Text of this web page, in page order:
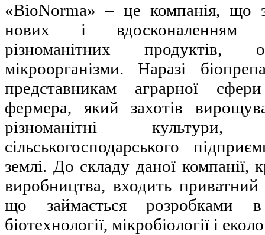
«BioNorma» – це компанія, що
нових і вдосконаленням
різноманітних
мікроорганізми. Наразі
представникам аграрної
фермера, який захотів
різноманітні
сільськогосподарського
землі. До складу даної компанії,
виробництва, входить приватний
що займається розробками в
біотехнології, мікробіології і